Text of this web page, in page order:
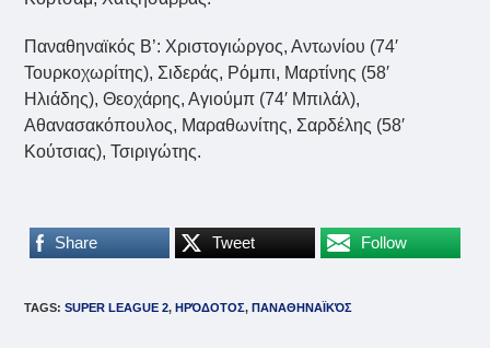
Παναθηναϊκός Β’: Χριστογιώργος, Αντωνίου (74′
Τουρκοχωρίτης), Σιδεράς, Ρόμπι, Μαρτίνης (58′
Ηλιάδης), Θεοχάρης, Αγιούμπ (74′ Μπιλάλ),
Αθανασακόπουλος, Μαραθωνίτης, Σαρδέλης (58′
Κούτσιας), Τσιριγώτης.
Share Tweet Follow
TAGS:SUPER LEAGUE 2, ΗΡΌΔΟΤΟΣ, ΠΑΝΑΘΗΝΑΪΚΌΣ